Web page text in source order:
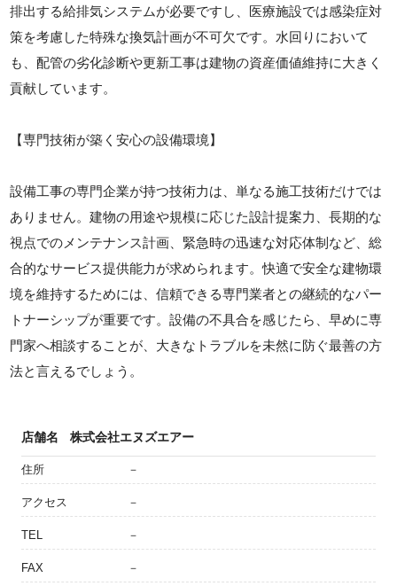
排出する給排気システムが必要ですし、医療施設では感染症対
策を考慮した特殊な換気計画が不可欠です。水回りにおいて
も、配管の劣化診断や更新工事は建物の資産価値維持に大きく
貢献しています。
【専門技術が築く安心の設備環境】
設備工事の専門企業が持つ技術力は、単なる施工技術だけでは
ありません。建物の用途や規模に応じた設計提案力、長期的な
視点でのメンテナンス計画、緊急時の迅速な対応体制など、総
合的なサービス提供能力が求められます。快適で安全な建物環
境を維持するためには、信頼できる専門業者との継続的なパー
トナーシップが重要です。設備の不具合を感じたら、早めに専
門家へ相談することが、大きなトラブルを未然に防ぐ最善の方
法と言えるでしょう。
店舗名 株式会社エヌズエアー
住所 －
アクセス －
TEL －
FAX －